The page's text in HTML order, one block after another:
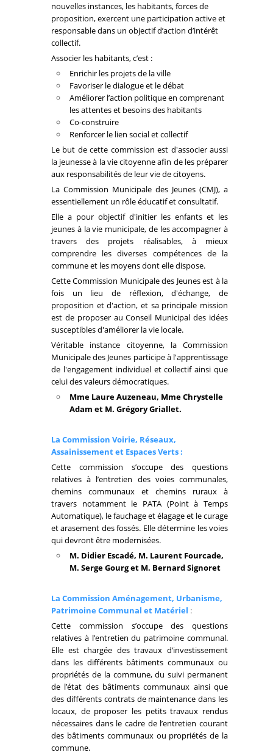
nouvelles instances, les habitants, forces de
proposition, exercent une participation active et
responsable dans un objectif d’action d’intérêt
collectif.
Associer les habitants, c’est :
Enrichir les projets de la ville
Favoriser le dialogue et le débat
Améliorer l’action politique en comprenant
les attentes et besoins des habitants
Co-construire
Renforcer le lien social et collectif
Le but de cette commission est d'associer aussi
la jeunesse à la vie citoyenne afin de les préparer
aux responsabilités de leur vie de citoyens.
La Commission Municipale des Jeunes (CMJ), a
essentiellement un rôle éducatif et consultatif.
Elle a pour objectif d'initier les enfants et les
jeunes à la vie municipale, de les accompagner à
travers des projets réalisables, à mieux
comprendre les diverses compétences de la
commune et les moyens dont elle dispose.
Cette Commission Municipale des Jeunes est à la
fois un lieu de réflexion, d'échange, de
proposition et d'action, et sa principale mission
est de proposer au Conseil Municipal des idées
susceptibles d'améliorer la vie locale.
Véritable instance citoyenne, la Commission
Municipale des Jeunes participe à l'apprentissage
de l'engagement individuel et collectif ainsi que
celui des valeurs démocratiques.
Mme Laure Auzeneau, Mme Chrystelle
Adam et M. Grégory Griallet.
La Commission Voirie, Réseaux,
Assainissement et Espaces Verts :
Cette commission s’occupe des questions
relatives à l’entretien des voies communales,
chemins communaux et chemins ruraux à
travers notamment le PATA (Point à Temps
Automatique), le fauchage et élagage et le curage
et arasement des fossés. Elle détermine les voies
qui devront être modernisées.
M. Didier Escadé, M. Laurent Fourcade,
M. Serge Gourg et M. Bernard Signoret
La Commission Aménagement, Urbanisme,
Patrimoine Communal et Matériel :
Cette commission s’occupe des questions
relatives à l’entretien du patrimoine communal.
Elle est chargée des travaux d’investissement
dans les différents bâtiments communaux ou
propriétés de la commune, du suivi permanent
de l’état des bâtiments communaux ainsi que
des différents contrats de maintenance dans les
locaux, de proposer les petits travaux rendus
nécessaires dans le cadre de l’entretien courant
des bâtiments communaux ou propriétés de la
commune.